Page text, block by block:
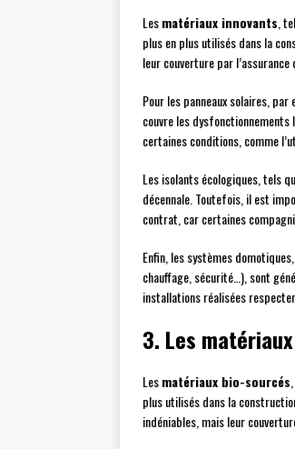
Lesmatériaux innovants ,
plus en plus utilisés dans la
leur couverture par l’assurance
Pour les panneaux solaires,
couvre les dysfonctionnements
certaines conditions, comme
Les isolants écologiques, tels
décennale. Toutefois, il est
contrat, car certaines
Enfin, les systèmes
chauffage, sécurité…), sont
installations réalisées
3. Les
Lesmatériaux bio-sourcés
plus utilisés dans la
indéniables, mais leur